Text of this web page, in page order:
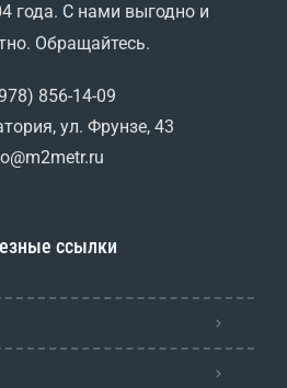
года. С нами выгодно и
Обращайтесь.
856-14-09
ул. Фрунзе, 43
ссылки